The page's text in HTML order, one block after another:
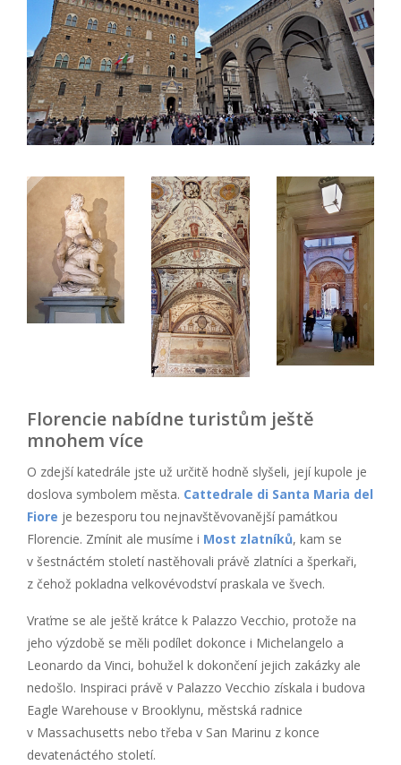
Florencie nabídne turistům ještě
mnohem více
O zdejší katedrále jste už určitě hodně slyšeli, její kupole je
doslova symbolem města. Cattedrale di Santa Maria del
Fiore je bezesporu tou nejnavštěvovanější památkou
Florencie. Zmínit ale musíme i Most zlatníků, kam se
v šestnáctém století nastěhovali právě zlatníci a šperkaři,
z čehož pokladna velkovévodství praskala ve švech.
Vraťme se ale ještě krátce k Palazzo Vecchio, protože na
jeho výzdobě se měli podílet dokonce i Michelangelo a
Leonardo da Vinci, bohužel k dokončení jejich zakázky ale
nedošlo. Inspiraci právě v Palazzo Vecchio získala i budova
Eagle Warehouse v Brooklynu, městská radnice
v Massachusetts nebo třeba v San Marinu z konce
devatenáctého století.